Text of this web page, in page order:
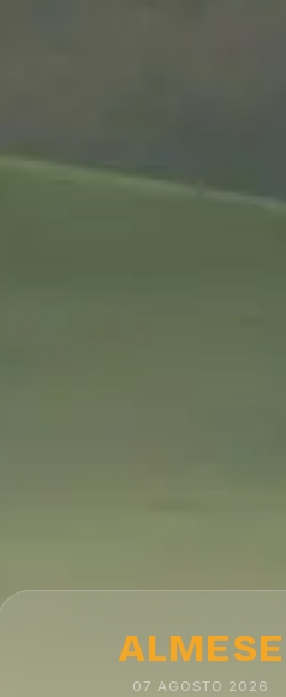
ALMESE
07 AGOSTO 2026